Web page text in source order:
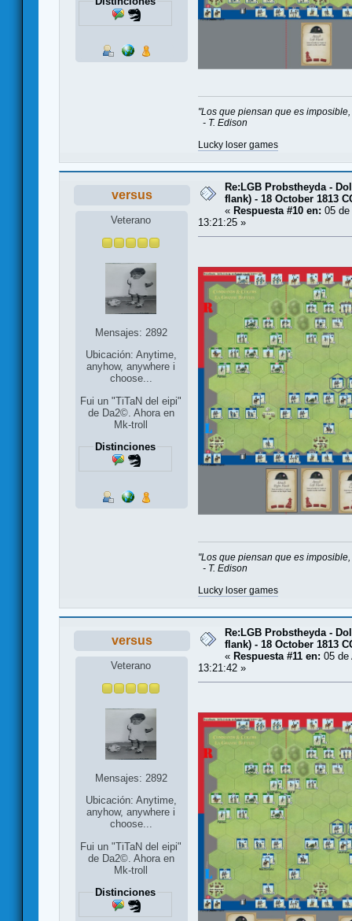
"Los que piensan que es
- T. Edison
Lucky loser games
versus
Veterano
Mensajes: 2892
Ubicación: Anytime,
anyhow, anywhere i
choose...
Fui un "TiTaN del eipi"
de Da2©. Ahora en
Mk-troll
Distinciones
Re:LGB Probstheyda -
flank) - 18 October 1813
« Respuesta #10 en: 05 de
13:21:25 »
"Los que piensan que es
- T. Edison
Lucky loser games
versus
Veterano
Mensajes: 2892
Ubicación: Anytime,
anyhow, anywhere i
choose...
Fui un "TiTaN del eipi"
de Da2©. Ahora en
Mk-troll
Distinciones
Re:LGB Probstheyda -
flank) - 18 October 1813
« Respuesta #11 en: 05 de
13:21:42 »